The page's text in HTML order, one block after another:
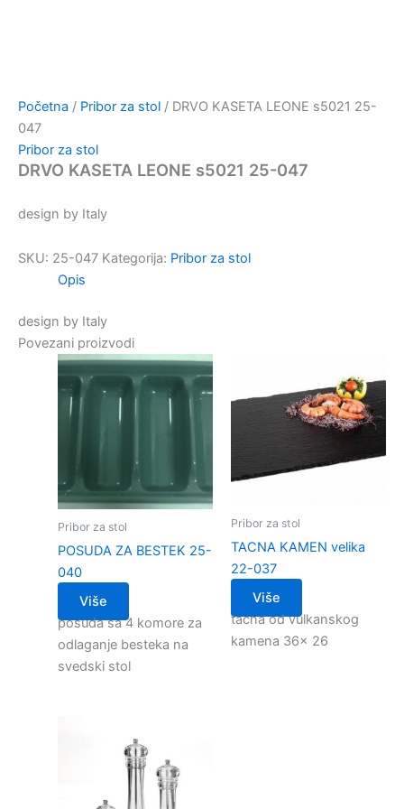
Početna / Pribor za stol / DRVO KASETA LEONE s5021 25-
047
Pribor za stol
DRVO KASETA LEONE s5021 25-047
design by Italy
SKU: 25-047 Kategorija: Pribor za stol
Opis
design by Italy
Povezani proizvodi
Pribor za stol
POSUDA ZA BESTEK 25-
040
Više
posuda sa 4 komore za
odlaganje besteka na
svedski stol
Pribor za stol
TACNA KAMEN velika
22-037
Više
tacna od vulkanskog
kamena 36x 26